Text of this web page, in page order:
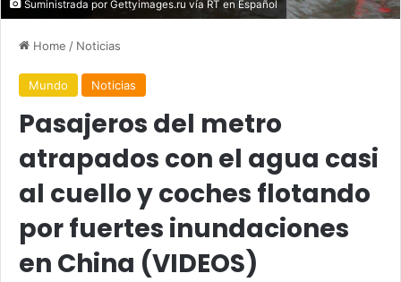
Suministrada por Gettyimages.ru vía RT en Español
Home / Noticias
Mundo Noticias
Pasajeros del metro
atrapados con el agua casi
al cuello y coches flotando
por fuertes inundaciones
en China (VIDEOS)